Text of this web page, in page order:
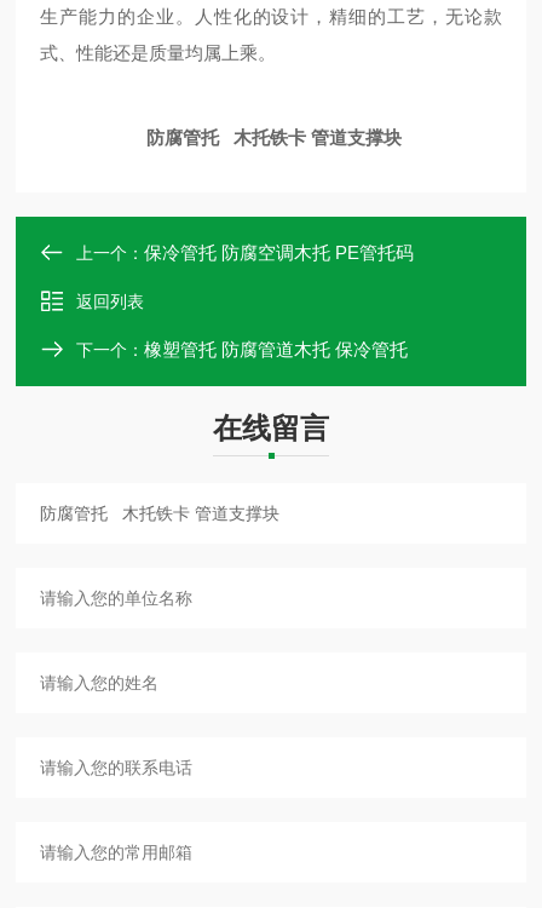
生产能力的企业。人性化的设计，精细的工艺，无论款
式、性能还是质量均属上乘。
防腐管托 木托铁卡 管道支撑块
上一个：保冷管托 防腐空调木托 PE管托码
返回列表
下一个：橡塑管托 防腐管道木托 保冷管托
在线留言